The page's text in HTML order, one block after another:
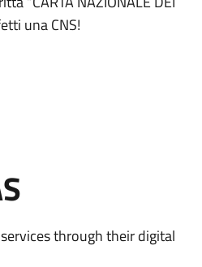
una CNS!
through their digital